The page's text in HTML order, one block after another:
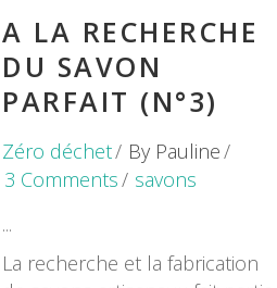
A LA RECHERCHE
DU SAVON
PARFAIT (N°3)
Zéro déchet By Pauline
3 Comments
savons
La recherche et la fabrication